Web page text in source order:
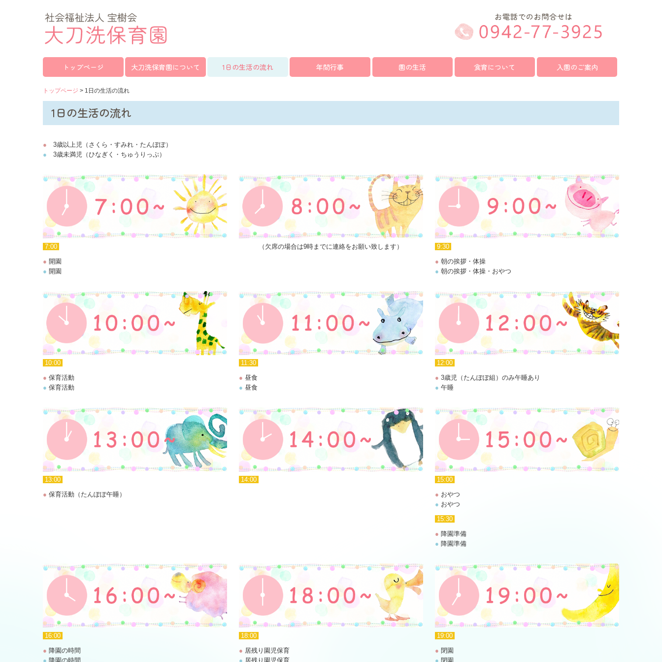
トップページ 大刀洗保育園について 1日の生活の流れ 年間行事 園の生活 食育について 入園のご案内
トップページ 1日の生活の流れ
1日の生活の流れ
● 3歳以上児（さくら・すみれ・たんぽぽ）
● 3歳未満児（ひなぎく・ちゅうりっぷ）
7:00
● 開園
● 開園
（欠席の場合は9時までに連絡をお願い致します）
9:30
● 朝の挨拶・体操
● 朝の挨拶・体操・おやつ
10:00
● 保育活動
● 保育活動
11:30
● 昼食
● 昼食
12:00
● 3歳児（たんぽぽ組）のみ午睡あり
● 午睡
13:00
● 保育活動（たんぽぽ午睡）
14:00
15:00
● おやつ
● おやつ
15:30
● 降園準備
● 降園準備
16:00
● 降園の時間
● 降園の時間
18:00
● 居残り園児保育
● 居残り園児保育
19:00
● 閉園
● 閉園